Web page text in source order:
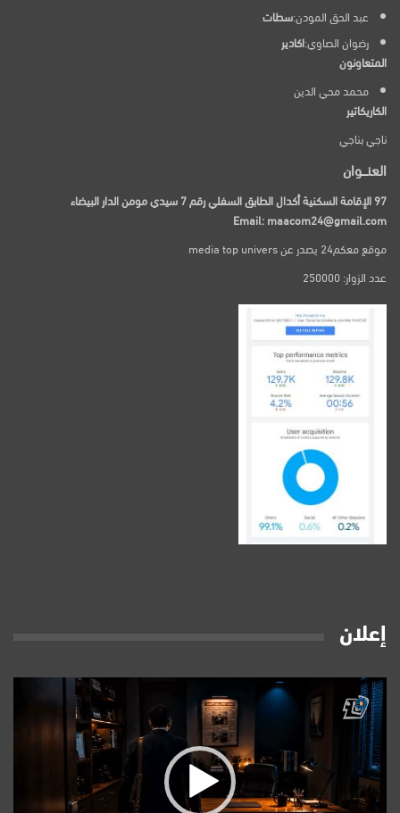
عبد الحق المودن:سطات
رضوان الصاوي:اكادير
المتعاونون
محمد محي الدين
الكاريكاتير
ناجي بناجي
العنـــوان
97 الإقامة السكنية أكدال الطابق السفلي رقم 7 سيدي مومن الدار البيضاء
Email: maacom24@gmail.com
موقع معكم24 يصدر عن media top univers
عدد الزوار: 250000
إعلان
مشغل
الفيديو